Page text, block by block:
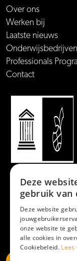
Over ons
Werken bij
Laatste nieuws
Onderwijsbedrijven
Professionals
Contact
Deze
gebruik van
Deze website
onze website te
alle cookies in
Cookiebeleid.